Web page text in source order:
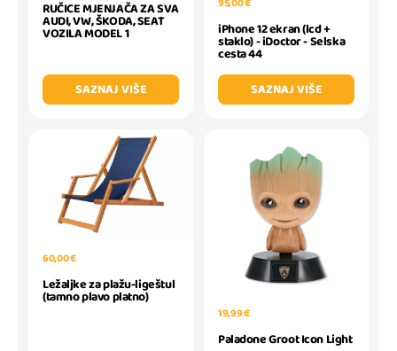
RUČICE MJENJAČA ZA SVA
AUDI, VW, ŠKODA, SEAT
VOZILA MODEL 1
SAZNAJ VIŠE
iPhone 12 ekran (lcd +
staklo) - iDoctor - Selska
cesta 44
SAZNAJ VIŠE
60,00 €
Ležaljke za plažu-ligeštul
(tamno plavo platno)
19,99 €
Paladone Groot Icon Light